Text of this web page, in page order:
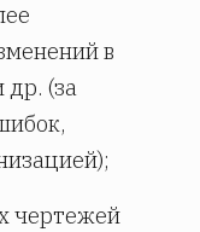
в
др. (за
чертежей